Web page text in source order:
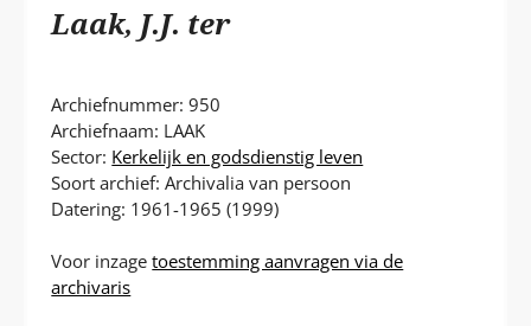
P
Laak, J.J. ter
Archiefnummer: 950
Archiefnaam: LAAK
Sector: Kerkelijk en godsdienstig leven
Soort archief: Archivalia van persoon
Datering: 1961-1965 (1999)
Voor inzagetoestemming aanvragen via de
archivaris